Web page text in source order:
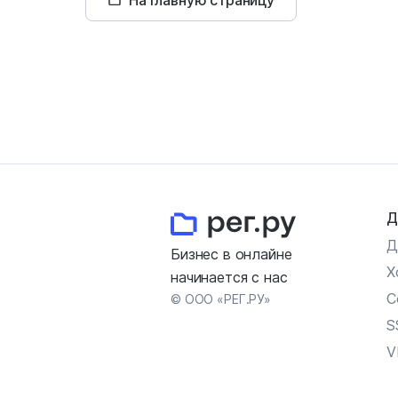
Бизнес в онлайне
начинается с нас
© ООО «РЕГ.РУ»